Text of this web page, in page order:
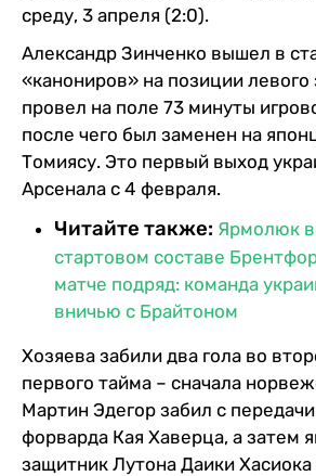
среду, 3 апреля (2:0).
Александр Зинченко вышел в
«канониров» на позиции
провел на поле 73 минуты
после чего был заменен на
Томиясу. Это первый выход
Арсенала с 4 февраля.
Читайте также: Ярмолюк
стартовом составе
матче подряд: команда
вничью с Брайтоном
Хозяева забили два гола во
первого тайма – сначала
Мартин Эдегор забил с
форварда Кая Хаверца, а затем
защитник Лутона Даики